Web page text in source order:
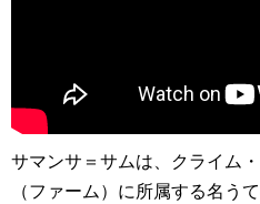
サマンサ＝サムは、クライム
（ファーム）に所属する名う